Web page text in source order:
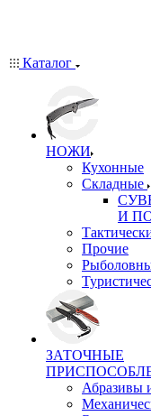
Каталог
НОЖИ
Кухонные
Складные
И
Прочие
ЗАТОЧНЫЕ
Абразивы